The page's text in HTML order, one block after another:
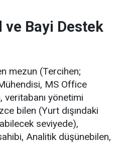
ve Bayi Destek
mezun (Tercihen;
MS Office
veritabanı yönetimi
bilen (Yurt dışındaki
seviyede),
Analitik düşünebilen,